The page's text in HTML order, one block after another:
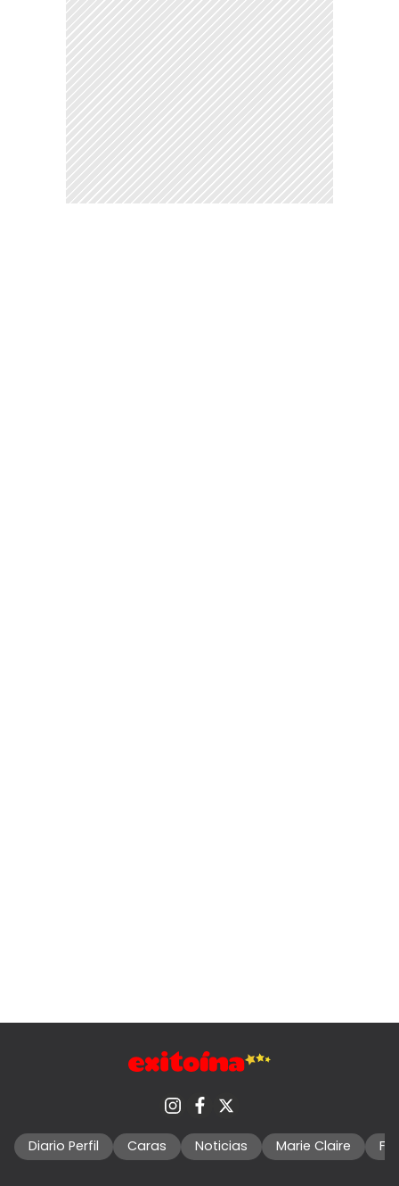
Diario Perfil Caras Noticias Marie Claire